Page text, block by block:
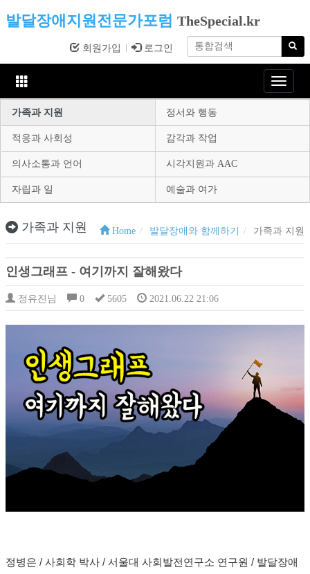
발달장애지원전문가포럼 TheSpecial.kr
회원가입 로그인
Toggle
가족과 지원
정서와 행동
적응과 사회성 감각과 작업
의사소통과 언어 시각지원과 AAC
자립과 일 예술과 여가
가족과 지원 Home 발달장애와 함께하기 가족과 지원
인생그래프 - 여기까지 잘해왔다
정유진님 0 5605 2021.06.22 21:06
정병은 / 사회학 박사 / 서울대 사회발전연구소 연구원 / 발달장애